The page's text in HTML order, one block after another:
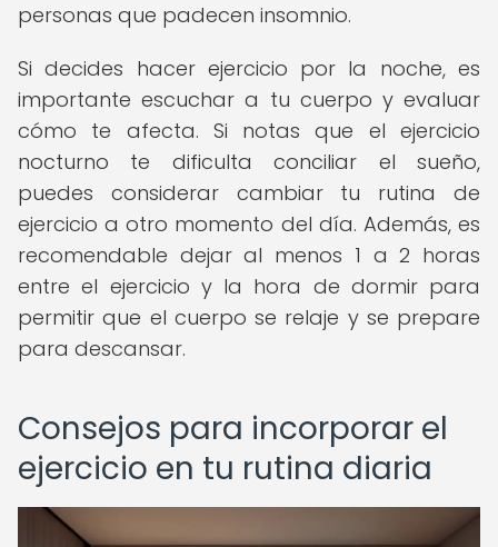
personas que padecen insomnio.
Si decides hacer ejercicio por la noche, es
importante escuchar a tu cuerpo y evaluar
cómo te afecta. Si notas que el ejercicio
nocturno te dificulta conciliar el sueño,
puedes considerar cambiar tu rutina de
ejercicio a otro momento del día. Además, es
recomendable dejar al menos 1 a 2 horas
entre el ejercicio y la hora de dormir para
permitir que el cuerpo se relaje y se prepare
para descansar.
Consejos para incorporar el
ejercicio en tu rutina diaria